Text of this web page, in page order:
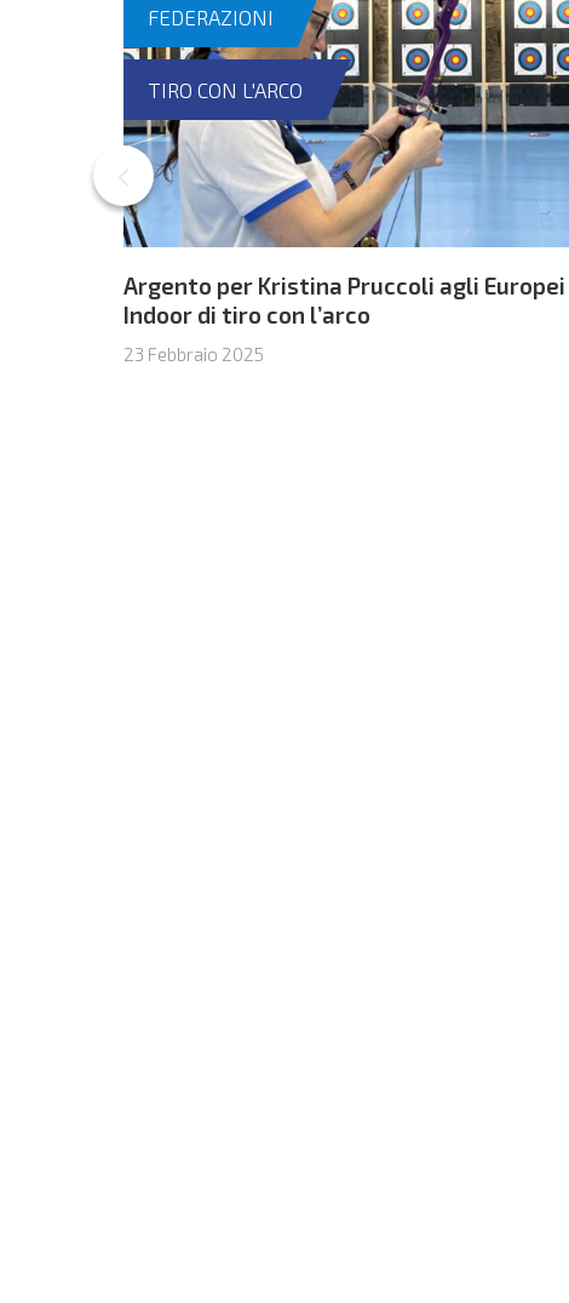
FEDERAZIONI
TIRO CON L'ARCO
Argento per Kristina Pruccoli agli Europei
Indoor di tiro con l’arco
23 Febbraio 2025